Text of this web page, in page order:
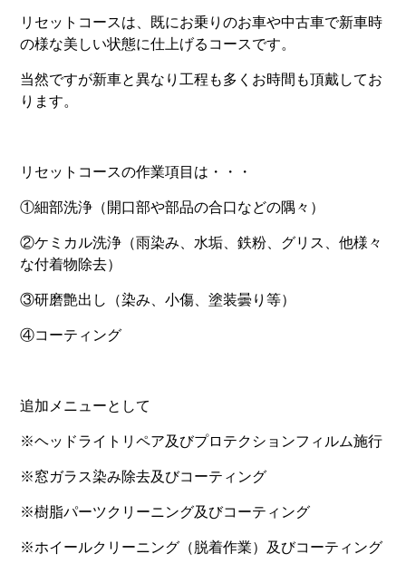
リセットコースは、既にお乗りのお車や中古車で新車時
の様な美しい状態に仕上げるコースです。
当然ですが新車と異なり工程も多くお時間も頂戴してお
ります。
リセットコースの作業項目は・・・
①細部洗浄（開口部や部品の合口などの隅々）
②ケミカル洗浄（雨染み、水垢、鉄粉、グリス、他様々
な付着物除去）
③研磨艶出し（染み、小傷、塗装曇り等）
④コーティング
追加メニューとして
※ヘッドライトリペア及びプロテクションフィルム施行
※窓ガラス染み除去及びコーティング
※樹脂パーツクリーニング及びコーティング
※ホイールクリーニング（脱着作業）及びコーティング